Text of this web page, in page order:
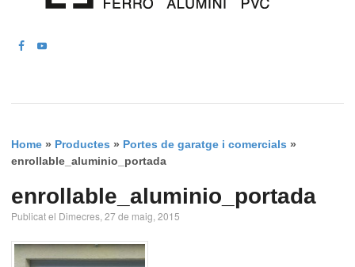
Home » Productes » Portes de garatge i comercials »
enrollable_aluminio_portada
enrollable_aluminio_portada
Publicat el Dimecres, 27 de maig, 2015